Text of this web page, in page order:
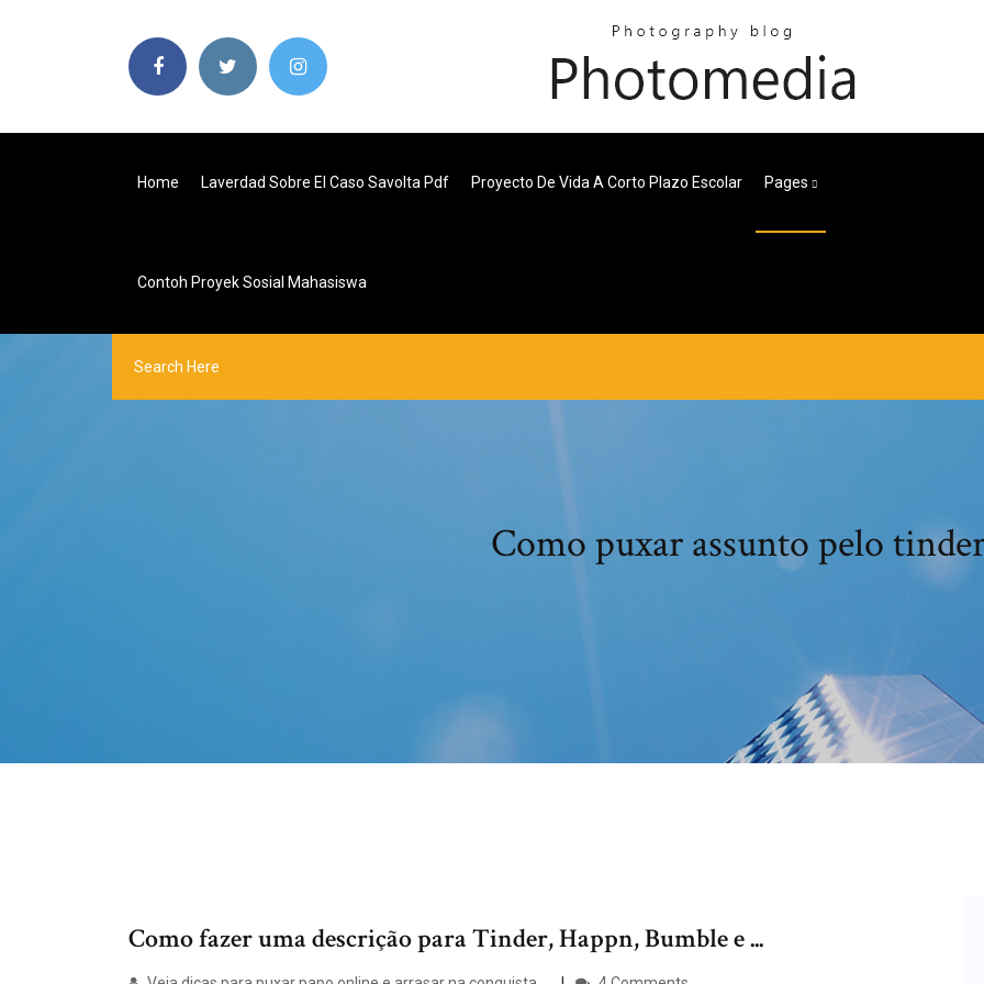
Home Laverdad Sobre El Caso Savolta Pdf Proyecto De Vida A Corto Plazo Escolar Pages
Contoh Proyek Sosial Mahasiswa
Como puxar assunto pelo
Como fazer uma descrição para Tinder, Happn, Bumble e ...